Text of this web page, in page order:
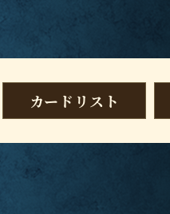
カードリスト